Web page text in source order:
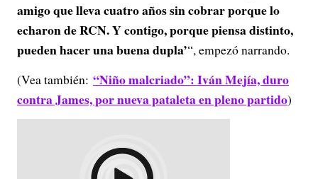
amigo que lleva cuatro años sin cobrar porque lo
echaron de RCN. Y contigo, porque piensa distinto,
pueden hacer una buena dupla’“, empezó narrando.
(Vea también: “Niño malcriado”: Iván Mejía, duro
contra James, por nueva pataleta en pleno partido)